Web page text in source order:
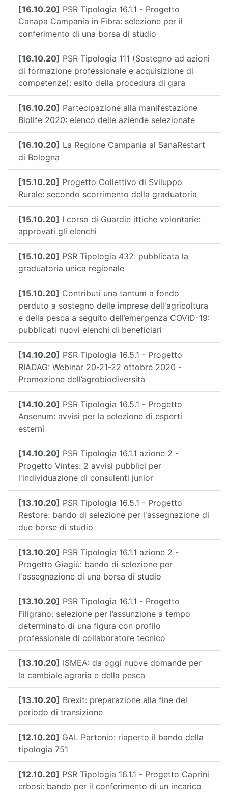
[16.10.20] PSR Tipologia 16.1.1 - Progetto
Canapa Campania in Fibra: selezione per il
conferimento di una borsa di studio
[16.10.20] PSR Tipologia 111 (Sostegno ad azioni
di formazione professionale e acquisizione di
competenze): esito della procedura di gara
[16.10.20] Partecipazione alla manifestazione
Biolife 2020: elenco delle aziende selezionate
[16.10.20] La Regione Campania al SanaRestart
di Bologna
[15.10.20] Progetto Collettivo di Sviluppo
Rurale: secondo scorrimento della graduatoria
[15.10.20] I corso di Guardie ittiche volontarie:
approvati gli elenchi
[15.10.20] PSR Tipologia 432: pubblicata la
graduatoria unica regionale
[15.10.20] Contributi una tantum a fondo
perduto a sostegno delle imprese dell'agricoltura
e della pesca a seguito dell’emergenza COVID-19:
pubblicati nuovi elenchi di beneficiari
[14.10.20] PSR Tipologia 16.5.1 - Progetto
RIADAG: Webinar 20-21-22 ottobre 2020 -
Promozione dell’agrobiodiversità
[14.10.20] PSR Tipologia 16.5.1 - Progetto
Ansenum: avvisi per la selezione di esperti
esterni
[14.10.20] PSR Tipologia 16.1.1 azione 2 -
Progetto Vintes: 2 avvisi pubblici per
l'individuazione di consulenti junior
[13.10.20] PSR Tipologia 16.5.1 - Progetto
Restore: bando di selezione per l'assegnazione di
due borse di studio
[13.10.20] PSR Tipologia 16.1.1 azione 2 -
Progetto Giagiù: bando di selezione per
l'assegnazione di una borsa di studio
[13.10.20] PSR Tipologia 16.1.1 - Progetto
Filigrano: selezione per l’assunzione a tempo
determinato di una figura con profilo
professionale di collaboratore tecnico
[13.10.20] ISMEA: da oggi nuove domande per
la cambiale agraria e della pesca
[13.10.20] Brexit: preparazione alla fine del
periodo di transizione
[12.10.20] GAL Partenio: riaperto il bando della
tipologia 751
[12.10.20] PSR Tipologia 16.1.1 - Progetto Caprini
erbosi: bando per il conferimento di un incarico